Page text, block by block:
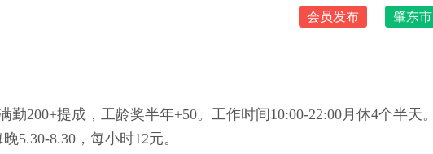
会员发布 肇东市
勤200+提成，工龄奖半年+50。工作时间10:00-22:00月休4个半天。
5.30-8.30，每小时12元。